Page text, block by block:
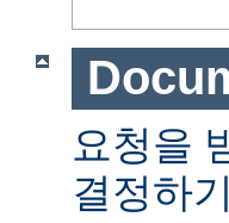
요청을
결정하